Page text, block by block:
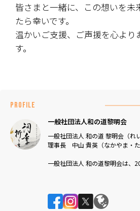
皆さまと一緒に、この想いを未
たら幸いです。
温かいご支援、ご声援を心より
す。
PROFILE
一般社団法人和の道黎明会
一般社団法人 和の道 黎明会（れ
理事長 中山 貴英（なかやま・た
一般社団法人 和の道黎明会は、
・人間国宝をはじめとする伝統
野で活躍される著名人から学ぶ「